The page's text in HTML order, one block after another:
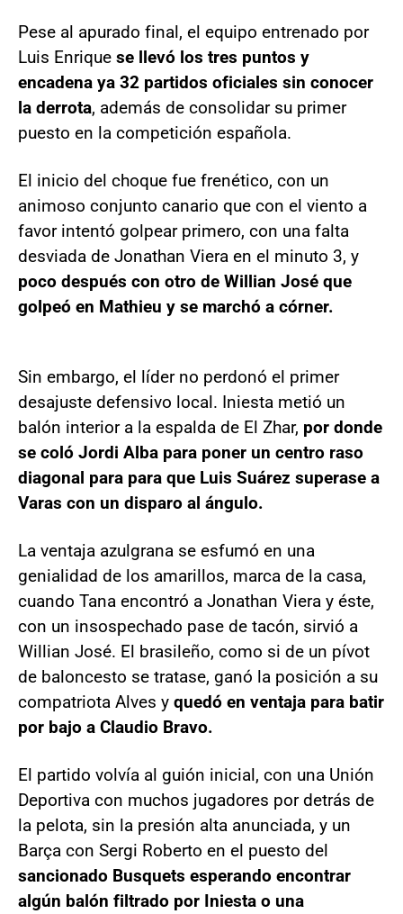
Pese al apurado final, el equipo entrenado por
Luis Enrique se llevó los tres puntos y
encadena ya 32 partidos oficiales sin conocer
la derrota, además de consolidar su primer
puesto en la competición española.
El inicio del choque fue frenético, con un
animoso conjunto canario que con el viento a
favor intentó golpear primero, con una falta
desviada de Jonathan Viera en el minuto 3, y
poco después con otro de Willian José que
golpeó en Mathieu y se marchó a córner.
Sin embargo, el líder no perdonó el primer
desajuste defensivo local. Iniesta metió un
balón interior a la espalda de El Zhar, por donde
se coló Jordi Alba para poner un centro raso
diagonal para para que Luis Suárez superase a
Varas con un disparo al ángulo.
La ventaja azulgrana se esfumó en una
genialidad de los amarillos, marca de la casa,
cuando Tana encontró a Jonathan Viera y éste,
con un insospechado pase de tacón, sirvió a
Willian José. El brasileño, como si de un pívot
de baloncesto se tratase, ganó la posición a su
compatriota Alves y quedó en ventaja para batir
por bajo a Claudio Bravo.
El partido volvía al guión inicial, con una Unión
Deportiva con muchos jugadores por detrás de
la pelota, sin la presión alta anunciada, y un
Barça con Sergi Roberto en el puesto del
sancionado Busquets esperando encontrar
algún balón filtrado por Iniesta o una